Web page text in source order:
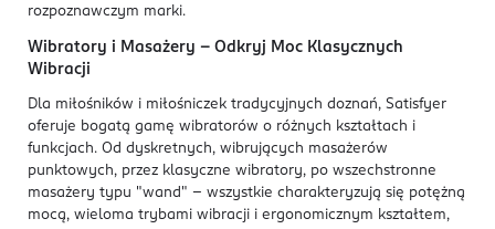
rozpoznawczym marki.
Wibratory i Masażery – Odkryj Moc Klasycznych
Wibracji
Dla miłośników i miłośniczek tradycyjnych doznań, Satisfyer
oferuje bogatą gamę wibratorów o różnych kształtach i
funkcjach. Od dyskretnych, wibrujących masażerów
punktowych, przez klasyczne wibratory, po wszechstronne
masażery typu "wand" – wszystkie charakteryzują się potężną
mocą, wieloma trybami wibracji i ergonomicznym kształtem,